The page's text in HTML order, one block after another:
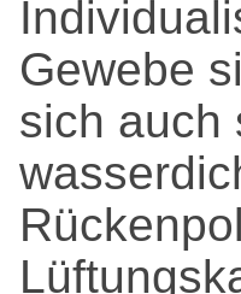
Gewebe
sich auch